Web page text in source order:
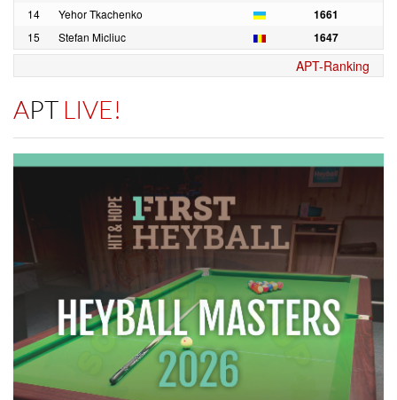
14 Yehor Tkachenko 1661
15 Stefan Micliuc 1647
APT-Ranking
APT LIVE!